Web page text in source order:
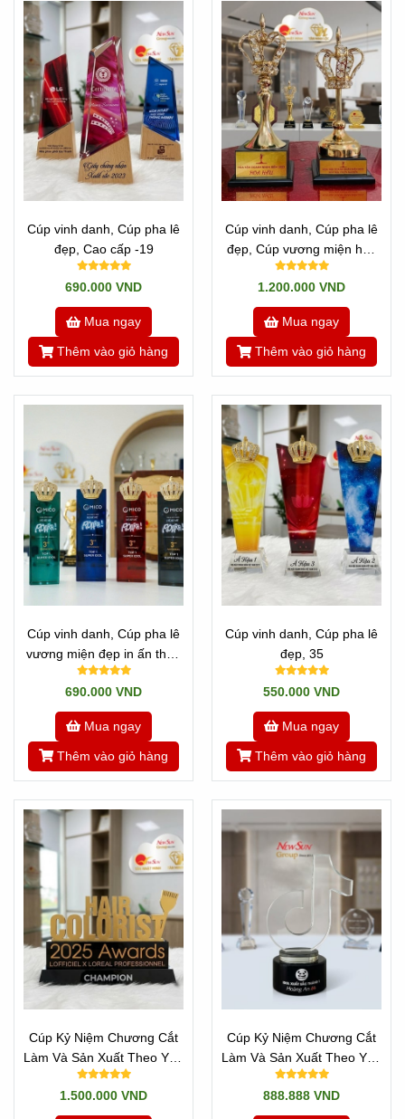
Cúp vinh danh, Cúp pha lê
đẹp, Cao cấp -19
690.000 VND
Mua ngay
Thêm vào giỏ hàng
Cúp vinh danh, Cúp pha lê
đẹp, Cúp vương miện hoa
hậu, Cúp ca sĩ
1.200.000 VND
Mua ngay
Thêm vào giỏ hàng
Cúp vinh danh, Cúp pha lê
vương miện đẹp in ấn theo
yêu cầu -30
690.000 VND
Mua ngay
Thêm vào giỏ hàng
Cúp vinh danh, Cúp pha lê
đẹp, 35
550.000 VND
Mua ngay
Thêm vào giỏ hàng
Cúp Kỷ Niệm Chương Cắt
Làm Và Sản Xuất Theo Yêu
Cầu - Mọi Chữ Cái
1.500.000 VND
Cúp Kỷ Niệm Chương Cắt
Làm Và Sản Xuất Theo Yêu
Cầu Mọi Logo - Mẫu TikTok
888.888 VND